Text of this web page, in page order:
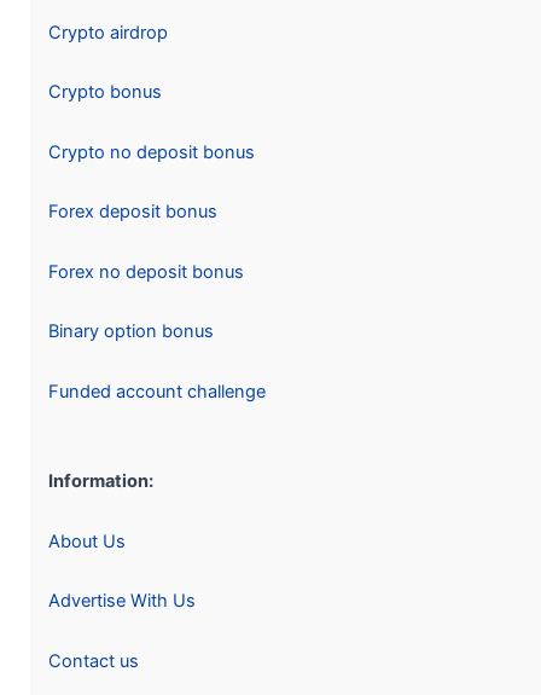
Crypto airdrop
Crypto bonus
Crypto no deposit bonus
Forex deposit bonus
Forex no deposit bonus
Binary option bonus
Funded account challenge
Information:
About Us
Advertise With Us
Contact us